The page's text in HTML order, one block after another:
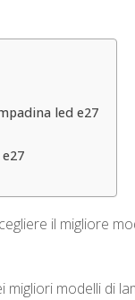
led e27
il migliore
modelli di